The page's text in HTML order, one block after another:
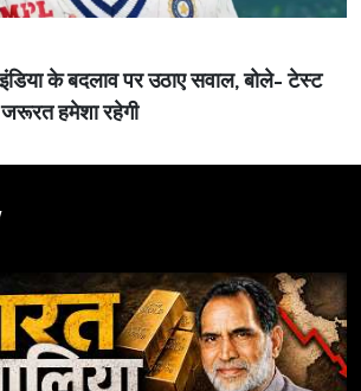
के बदलाव पर उठाए सवाल, बोले- टेस्ट
हमेशा रहेगी